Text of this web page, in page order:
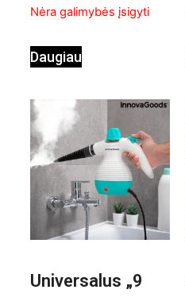
Nėra galimybės įsigyti
Daugiau
Universalus „9